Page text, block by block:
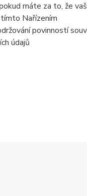
máte za to, že
Nařízením
povinností
údajů